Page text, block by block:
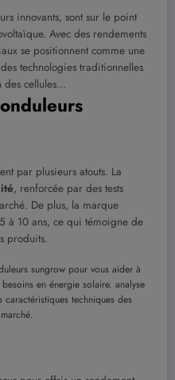
innovants, sont sur le point
Avec des rendements
se positionnent comme une
technologies traditionnelles
des cellules…
par plusieurs atouts. La
, renforcée par des tests
De plus, la marque
à 10 ans, ce qui témoigne de
produits.